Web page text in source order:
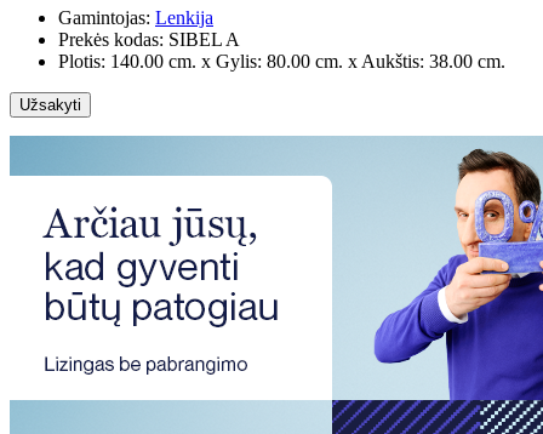
Gamintojas: Lenkija
Prekės kodas: SIBEL A
Plotis: 140.00 cm. x Gylis: 80.00 cm. x Aukštis: 38.00 cm.
Užsakyti